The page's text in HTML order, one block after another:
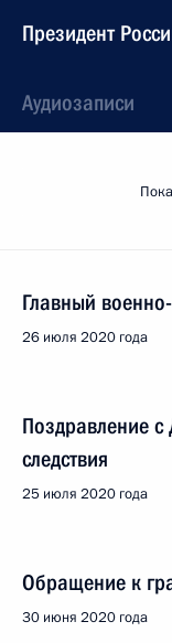
Президент
Аудиозаписи
Главный
26 июля 2020 года
Поздравление с
следствия
25 июля 2020 года
Обращение к
30 июня 2020 года